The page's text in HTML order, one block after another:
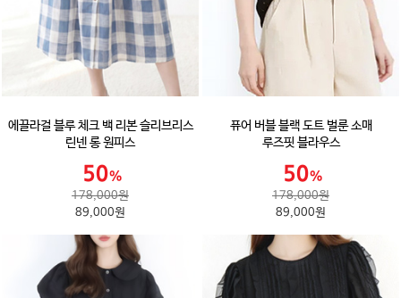
에끌라걸 블루 체크 백 리본 슬리브리스
린넨 롱 원피스
178,000원
89,000원
퓨어 버블 블랙 도트 벌룬 소매
루즈핏 블라우스
178,000원
89,000원